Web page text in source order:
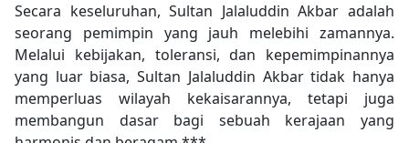
Secara keseluruhan, Sultan Jalaluddin Akbar adalah
seorang pemimpin yang jauh melebihi zamannya.
Melalui kebijakan, toleransi, dan kepemimpinannya
yang luar biasa, Sultan Jalaluddin Akbar tidak hanya
memperluas wilayah kekaisarannya, tetapi juga
membangun dasar bagi sebuah kerajaan yang